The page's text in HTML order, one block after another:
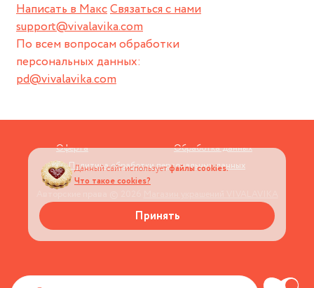
Написать в МаксСвязаться с нами
support@vivalavika.com
По всем вопросам обработки
персональных данных:
pd@vivalavika.com
Оферта
Обработка данных
Политика обработки персональных данных
Данный сайт используетфайлы cookies.
Что такое cookies?
Принять